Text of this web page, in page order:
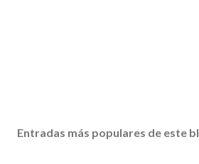
Entradas más populares de este